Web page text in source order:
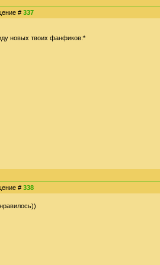
# 337
новых твоих фанфиков:*
# 338